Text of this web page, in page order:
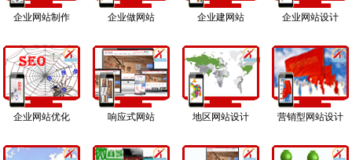
企业网站制作 企业做网站 企业建网站 企业网站设计
企业网站优化 响应式网站 地区网站设计 营销型网站设计